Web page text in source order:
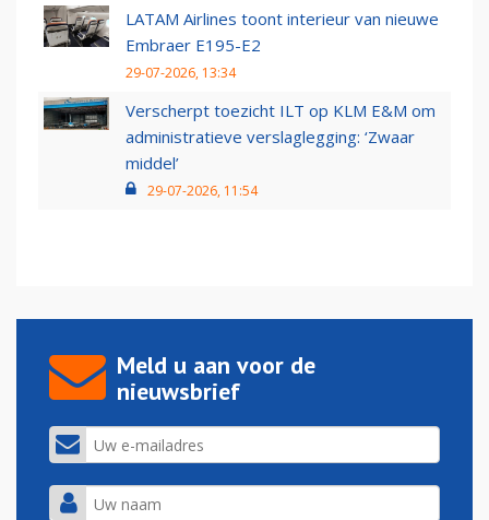
LATAM Airlines toont interieur van nieuwe
Embraer E195-E2
29-07-2026, 13:34
Verscherpt toezicht ILT op KLM E&M om
administratieve verslaglegging: ‘Zwaar
middel’
29-07-2026, 11:54
Meld u aan voor de
nieuwsbrief